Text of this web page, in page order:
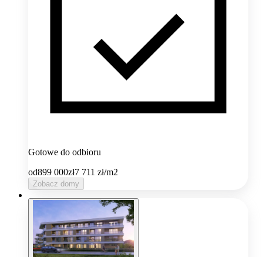
Gotowe do odbioru
od899 000zł7 711 zł/m2
Zobacz domy